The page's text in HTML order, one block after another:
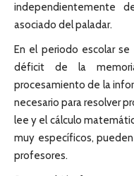
independientemente
asociado del paladar.
En el periodo escolar
déficit de la
procesamiento de la
necesario para resolver
lee y el cálculo
muy específicos,
profesores.